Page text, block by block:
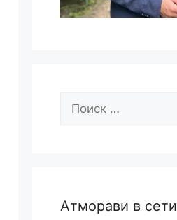
Поиск:
Атморави в сети